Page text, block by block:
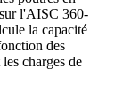
l'AISC 360-
la capacité
des
charges de